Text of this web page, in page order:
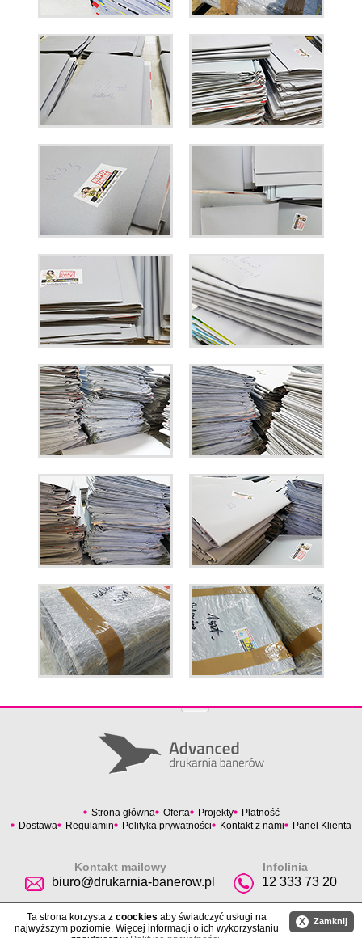
Strona główna Oferta Projekty
Płatność
Dostawa
Regulamin Polityka prywatności Kontakt z nami Panel Klienta
Kontakt mailowy
biuro@drukarnia-banerow.pl
Infolinia
12 333 73 20
X Zamknij
Ta strona korzysta z coockies aby świadczyć usługi na
najwyższym poziomie. Więcej informacji o ich wykorzystaniu